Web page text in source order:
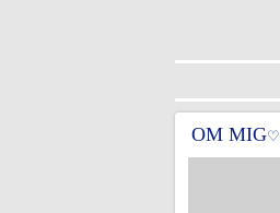
OM MIG♡